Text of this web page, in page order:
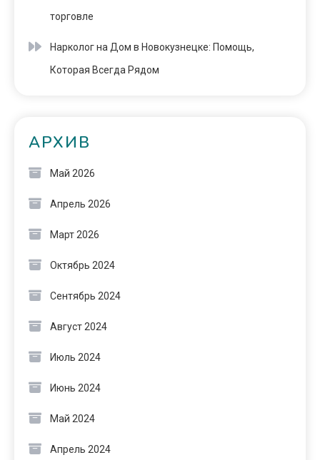
торговле
Нарколог на Дом в Новокузнецке: Помощь,
Которая Всегда Рядом
АРХИВ
Май 2026
Апрель 2026
Март 2026
Октябрь 2024
Сентябрь 2024
Август 2024
Июль 2024
Июнь 2024
Май 2024
Апрель 2024